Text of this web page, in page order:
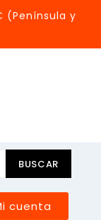
(Península y
BUSCAR
cuenta